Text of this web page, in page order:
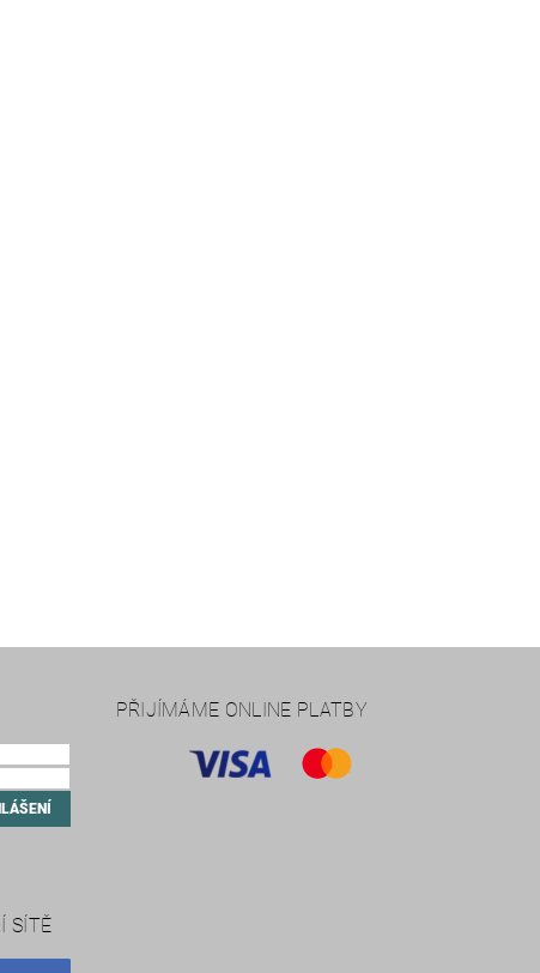
SÍTĚ
PŘIJÍMÁME ONLINE PLATBY